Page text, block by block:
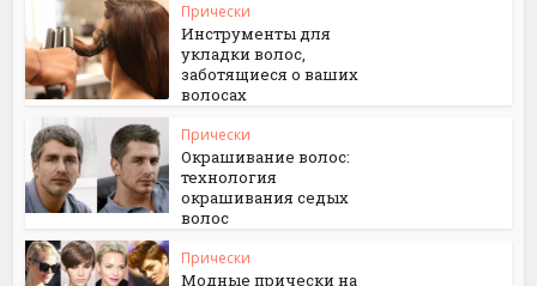
Прически
Инструменты для
укладки волос,
заботящиеся о ваших
волосах
Прически
Окрашивание волос:
технология
окрашивания седых
волос
Прически
Модные прически на